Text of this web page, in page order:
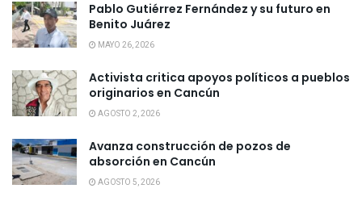
Pablo Gutiérrez Fernández y su futuro en
Benito Juárez
MAYO 26, 2026
Activista critica apoyos políticos a pueblos
originarios en Cancún
AGOSTO 2, 2026
Avanza construcción de pozos de
absorción en Cancún
AGOSTO 5, 2026